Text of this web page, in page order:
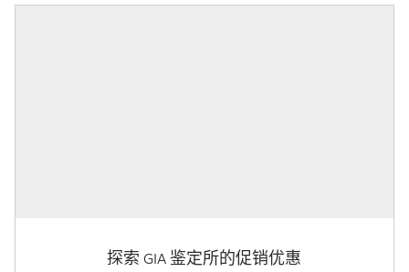
探索 GIA 鉴定所的促销优惠